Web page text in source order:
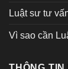
Luật sư tư
Vì sao cần